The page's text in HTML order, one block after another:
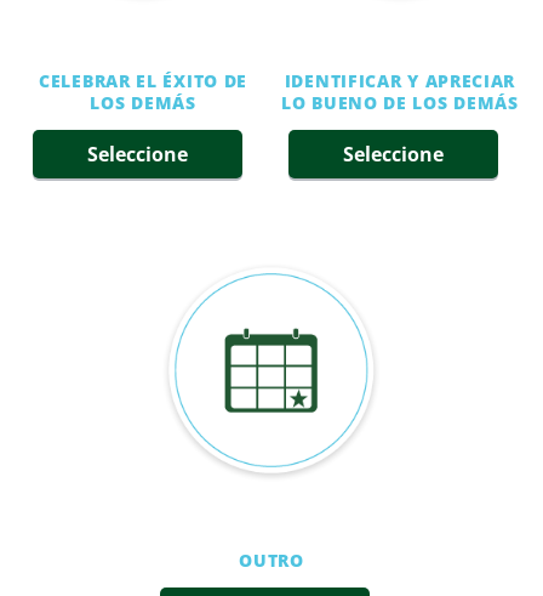
CELEBRAR EL ÉXITO DE
LOS DEMÁS
Seleccione
IDENTIFICAR Y APRECIAR
LO BUENO DE LOS DEMÁS
Seleccione
OUTRO